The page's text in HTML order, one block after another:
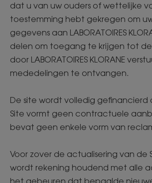
dat u van uw ouders of wettelijke
toestemming hebt gekregen om
gegevens aan LABORATOIRES
delen om toegang te krijgen tot
door LABORATOIRES KLORANE
mededelingen te ontvangen.
De site wordt volledig gefinancierd
Site vormt geen contractuele
bevat geen enkele vorm van
Voor zover de actualisering van de
wordt rekening houdend met alle
het gebeuren dat bepaalde